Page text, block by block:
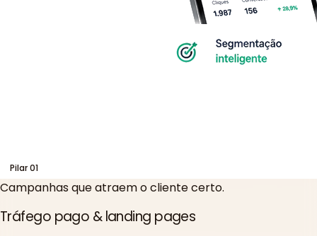
Pilar01
Campanhas que atraem o cliente certo.
Tráfego pago & landing pages